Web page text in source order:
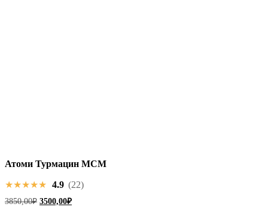
Атоми
Турмацин
МСМ
Атоми Турмацин МСМ
★★★★★ 4.9 (22)
3850,00₽ Первоначальная
3500,00₽